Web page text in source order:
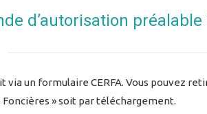
d’autorisation préalable
via un formulaire CERFA. Vous pouvez
» soit par téléchargement.